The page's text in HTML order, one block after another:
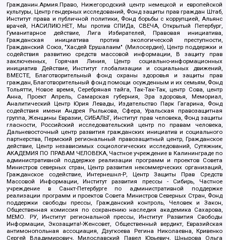
Гражданин.Армия.Право, Нижегородский центр немецкой и европейской
культуры, Центр гендерных исследований, Фонд защиты прав граждан Штаб,
Институт права и публичной политики, Фонд борьбы с коррупцией, Альянс
врачей, НАСИЛИЮ.НЕТ, Мы против СПИДа, СВЕЧА, Открытый Петербург,
Гуманитарное действие, Лига Избирателей, Правовая инициатива,
Гражданская инициатива против экологической преступности,
Гражданский Союз, "Хасдей Ерушалаим" (Милосердие), Центр поддержки и
содействия развитию средств массовой информации, В защиту прав
заключенных, Горячая Линия, Центр социально-информационных
инициатив Действие, Институт глобализации и социальных движений,
ВМЕСТЕ, Благотворительный фонд охраны здоровья и защиты прав
граждан, Благотворительный фонд помощи осужденным и их семьям, Фонд
Тольятти, Новое время, Серебряная тайга, Так-Так-Так, центр Сова, центр
Анна, Проект Апрель, Самарская губерния, Эра здоровья, Мемориал,
Аналитический Центр Юрия Левады, Издательство Парк Гагарина, Фонд
содействия имени Андрея Рылькова, Сфера, Уральская правозащитная
группа, Женщины Евразии, СИБАЛЬТ, Институт прав человека, Фонд защиты
гласности, Российский исследовательский центр по правам человека,
Дальневосточный центр развития гражданских инициатив и социального
партнерства, Пермский региональный правозащитный центр, Гражданское
действие, Центр независимых социологических исследований, Сутяжник,
АКАДЕМИЯ ПО ПРАВАМ ЧЕЛОВЕКА, Частное учреждение в Калининграде по
административной поддержке реализации программ и проектов Совета
Министров северных стран, Центр развития некоммерческих организаций,
Гражданское содействие, Интернешнл-Р, Центр Защиты Прав Средств
Массовой Информации, Институт развития прессы - Сибирь, Частное
учреждение в Санкт-Петербурге по административной поддержке
реализации программ и проектов Совета Министров Северных Стран, Фонд
поддержки свободы прессы, Гражданский контроль, Человек и Закон,
Общественная комиссия по сохранению наследия академика Сахарова,
МЕМО. РУ, Институт региональной прессы, Институт Развития Свободы
Информации, Экозащита!-Женсовет, Общественный вердикт, Евразийская
антимонопольная ассоциация, Дзугкоева Регина Николаевна, Кривенко
Сергей Владимирович, Милославский Павел Юрьевич, Шнырова Ольга